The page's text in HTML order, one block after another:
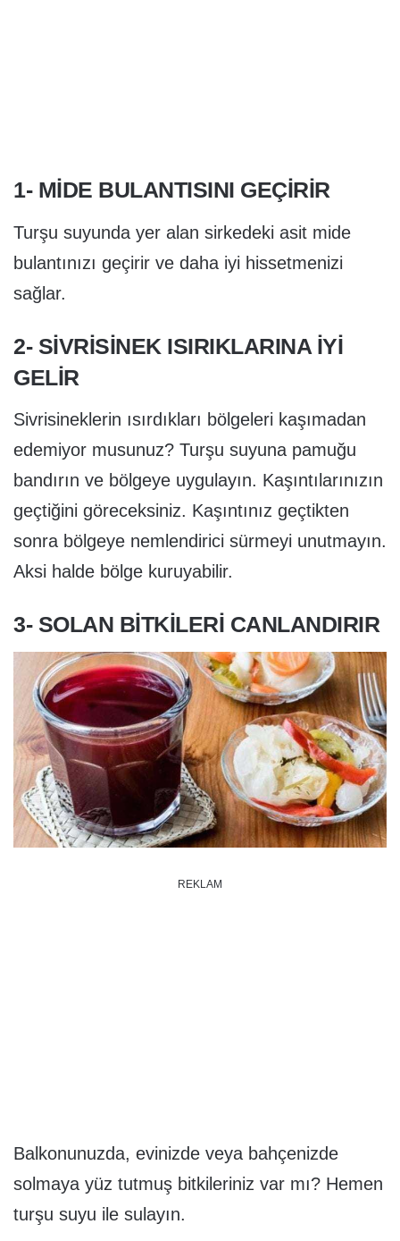
1- MIDE BULANTISINI GEÇIRIR
Turşu suyunda yer alan sirkedeki asit mide
bulantınızı geçirir ve daha iyi hissetmenizi
sağlar.
2- SIVRISINEK ISIRIKLARINA IYI
GELIR
Sivrisineklerin ısırdıkları bölgeleri kaşımadan
edemiyor musunuz? Turşu suyuna pamuğu
bandırın ve bölgeye uygulayın. Kaşıntılarınızın
geçtiğini göreceksiniz. Kaşıntınız geçtikten
sonra bölgeye nemlendirici sürmeyi unutmayın.
Aksi halde bölge kuruyabilir.
3- SOLAN BITKILERI CANLANDIRIR
REKLAM
Balkonunuzda, evinizde veya bahçenizde
solmaya yüz tutmuş bitkileriniz var mı? Hemen
turşu suyu ile sulayın.